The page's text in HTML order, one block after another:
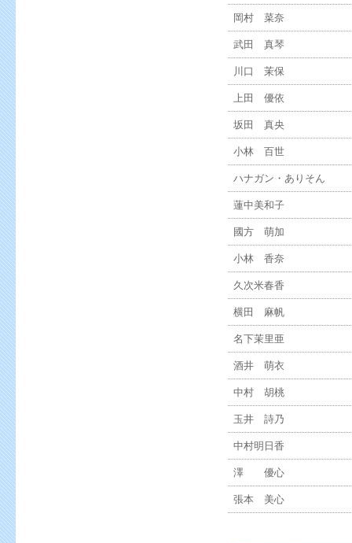
岡村 菜奈
武田 真琴
川口 茉保
上田 優依
坂田 真央
小林 百世
ハナガン・ありそん
蓮中美和子
國方 萌加
小林 香奈
久次米春香
横田 麻帆
名下茉里亜
酒井 萌衣
中村 胡桃
玉井 詩乃
中村明日香
澤 優心
張本 美心